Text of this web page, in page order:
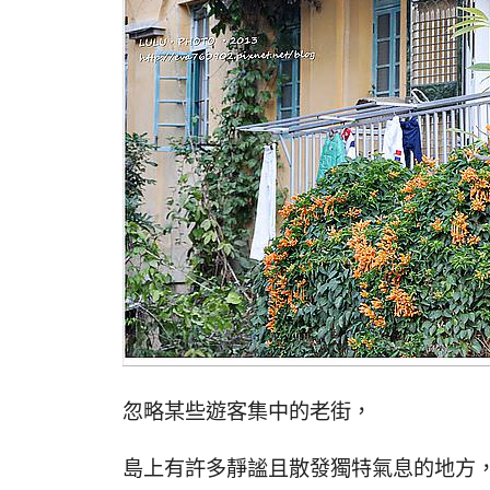
忽略某些遊客集中的老街，
島上有許多靜謐且散發獨特氣息的地方